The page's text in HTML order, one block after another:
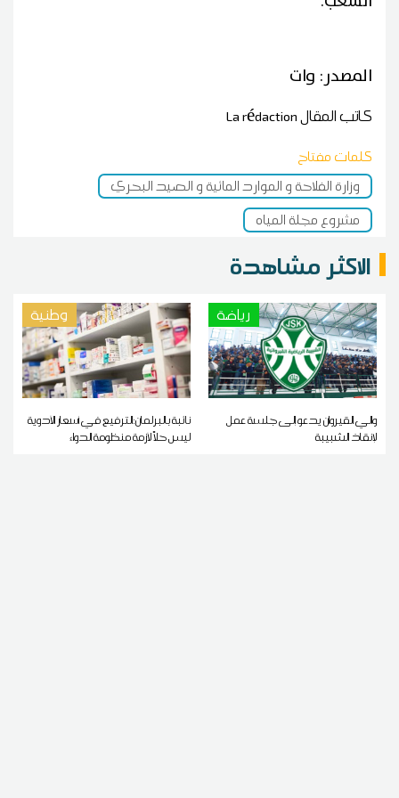
المصدر: وات
كاتب المقالLa rédaction
كلمات مفتاح
وزارة الفلاحة و الموارد المائية و الصيد البحري
مشروع مجلة المياه
الاكثر مشاهدة
رياضة
والي القيروان يدعو إلى جلسة عمل
لإنقاذ الشبيبة
وطنية
نائبة بالبرلمان:الترفيع في أسعار الأدوية
ليس حلاً لأزمة منظومة الدواء